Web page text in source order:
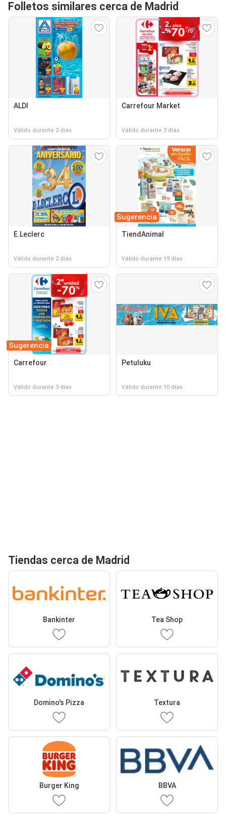
Folletos similares cerca de Madrid
ALDI
Válido durante 2 días
Carrefour Market
Válido durante 3 días
E.Leclerc
Válido durante 2 días
Sugerencia
TiendAnimal
Válido durante 19 días
Sugerencia
Carrefour
Válido durante 3 días
Petuluku
Válido durante 10 días
Tiendas cerca de Madrid
Bankinter Tea Shop
Domino's Pizza Textura
Burger King BBVA